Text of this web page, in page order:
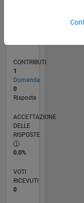
CONTRIBUTI
1
Domanda
0
Risposte
ACCETTAZIONE
DELLE
RISPOSTE
0.0%
VOTI
RICEVUTI
0